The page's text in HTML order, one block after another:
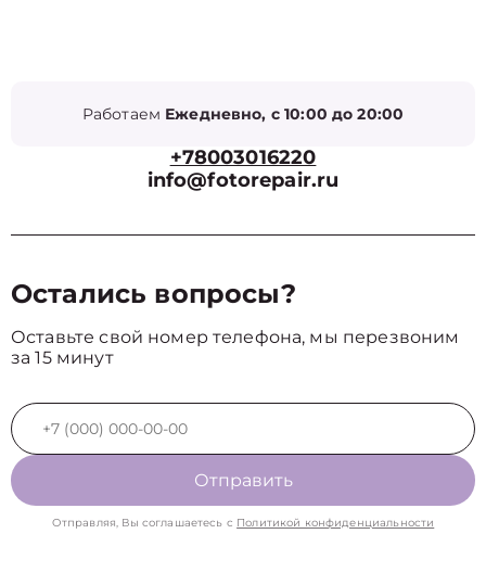
Работаем Ежедневно, с 10:00 до 20:00
+78003016220
info@fotorepair.ru
Остались вопросы?
Оставьте свой номер телефона, мы перезвоним
за 15 минут
Отправить
Отправляя, Вы соглашаетесь с Политикой конфиденциальности